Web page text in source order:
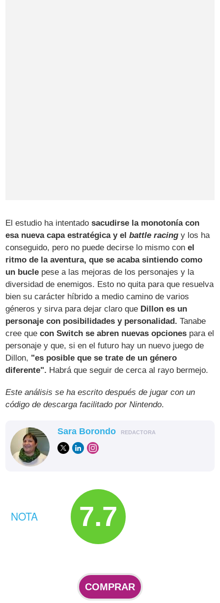
El estudio ha intentadosacudirse la monotonía con
esa nueva capa estratégica y elbattle racing y los ha
conseguido, pero no puede decirse lo mismo con el
ritmo de la aventura, que se acaba sintiendo como
un bucle pese a las mejoras de los personajes y la
diversidad de enemigos. Esto no quita para que resuelva
bien su carácter híbrido a medio camino de varios
géneros y sirva para dejar claro que Dillon es un
personaje con posibilidades y personalidad. Tanabe
cree quecon Switch se abren nuevas opciones para el
personaje y que, si en el futuro hay un nuevo juego de
Dillon, "es posible que se trate de un género
diferente". Habrá que seguir de cerca al rayo bermejo.
Este análisis se ha escrito después de jugar con un
código de descarga facilitado por Nintendo.
Sara Borondo REDACTORA
NOTA 7.7
COMPRAR